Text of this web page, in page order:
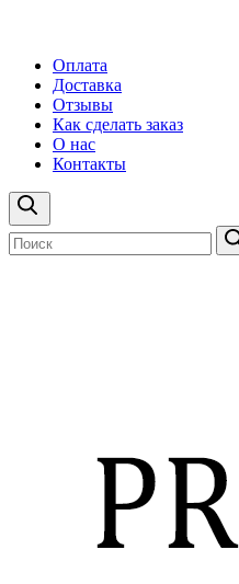
Оплата
Доставка
Отзывы
Как сделать заказ
О нас
Контакты